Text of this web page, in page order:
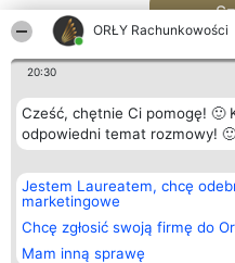
ORŁY Rachunkowości
20:30
Cześć, chętnie Ci pomogę! 🙂
odpowiedni temat rozmowy! 🙂
Jestem Laureatem, chcę
marketingowe
Chcę zgłosić swoją firmę do
Mam inną sprawę
Organizator plebiscytu
Bright Side Solutions sp. z o.
o. sp. k.
ul. Ruska 22
Wrocław 50-079
KRS 0000749100 | Regon